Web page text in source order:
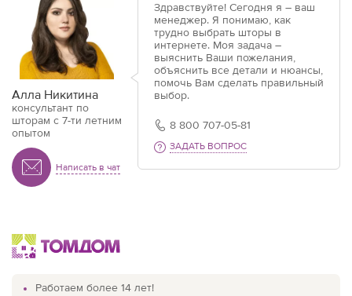
Алла Никитина
консультант по
шторам с 7-ти летним
опытом
Написать в чат
Здравствуйте! Сегодня я – ваш
менеджер. Я понимаю, как
трудно выбрать шторы в
интернете. Моя задача –
выяснить Ваши пожелания,
объяснить все детали и нюансы,
помочь Вам сделать правильный
выбор.
8 800 707-05-81
ЗАДАТЬ ВОПРОС
Работаем более 14 лет!